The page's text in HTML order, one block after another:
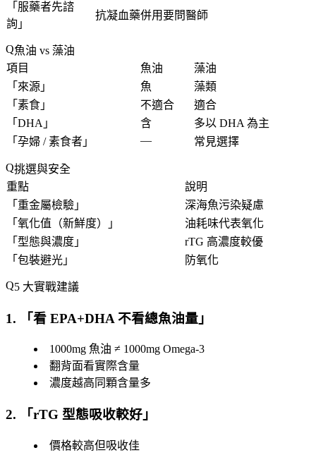
「 服藥者先諮
詢 」
抗凝血藥併用要問醫師
魚油 vs 藻油
項目
魚油
藻油
「 來源 」 魚
藻類
「 素食 」 不適合
適合
「 DHA 」 含
多以 DHA 為主
「 孕婦 / 素食者 」 — 常見選擇
挑選與安全
重點
說明
「 重金屬檢驗 」
深海魚污染疑慮
「 氧化值（新鮮度） 」
油耗味代表氧化
「 型態與濃度 」
rTG 高濃度較優
「 包裝避光 」 防氧化
5 大實戰建議
1. 「看 EPA+DHA 不看總魚油量 」
1000mg 魚油 ≠ 1000mg Omega-3
翻背面看實際含量
濃度越高同顆含量多
2. 「rTG 型態吸收較好 」
價格較高但吸收佳